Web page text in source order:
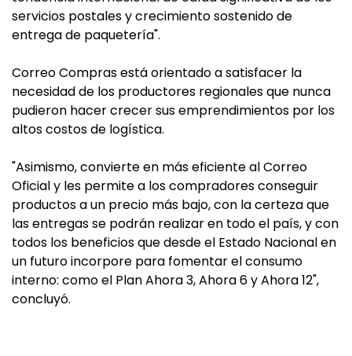
servicios postales y crecimiento sostenido de
entrega de paquetería".
Correo Compras está orientado a satisfacer la
necesidad de los productores regionales que nunca
pudieron hacer crecer sus emprendimientos por los
altos costos de logística.
"Asimismo, convierte en más eficiente al Correo
Oficial y les permite a los compradores conseguir
productos a un precio más bajo, con la certeza que
las entregas se podrán realizar en todo el país, y con
todos los beneficios que desde el Estado Nacional en
un futuro incorpore para fomentar el consumo
interno: como el Plan Ahora 3, Ahora 6 y Ahora 12",
concluyó.